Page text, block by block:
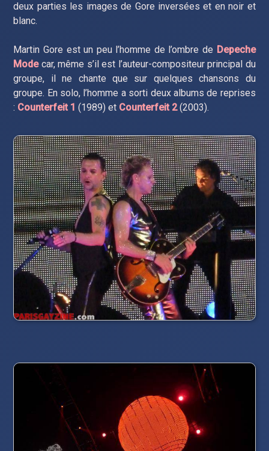
deux parties les images de Gore inversées et en noir et
blanc.
Martin Gore est un peu l’homme de l’ombre de Depeche
Modecar, même s’il est l’auteur-compositeur principal du
groupe, il ne chante que sur quelques chansons du
groupe. En solo, l’homme a sorti deux albums de reprises
: Counterfeit 1 (1989) et Counterfeit 2(2003).